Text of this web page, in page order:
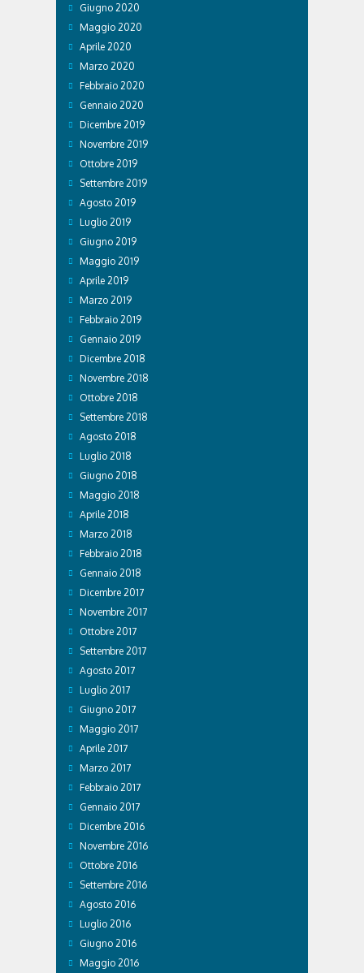
Giugno 2020
Maggio 2020
Aprile 2020
Marzo 2020
Febbraio 2020
Gennaio 2020
Dicembre 2019
Novembre 2019
Ottobre 2019
Settembre 2019
Agosto 2019
Luglio 2019
Giugno 2019
Maggio 2019
Aprile 2019
Marzo 2019
Febbraio 2019
Gennaio 2019
Dicembre 2018
Novembre 2018
Ottobre 2018
Settembre 2018
Agosto 2018
Luglio 2018
Giugno 2018
Maggio 2018
Aprile 2018
Marzo 2018
Febbraio 2018
Gennaio 2018
Dicembre 2017
Novembre 2017
Ottobre 2017
Settembre 2017
Agosto 2017
Luglio 2017
Giugno 2017
Maggio 2017
Aprile 2017
Marzo 2017
Febbraio 2017
Gennaio 2017
Dicembre 2016
Novembre 2016
Ottobre 2016
Settembre 2016
Agosto 2016
Luglio 2016
Giugno 2016
Maggio 2016